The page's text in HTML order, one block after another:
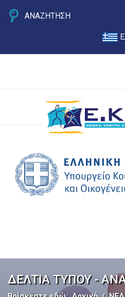
ΑΝΑΖΗΤΗΣΗ
ΔΕΛΤΙΑ ΤΥΠΟΥ -